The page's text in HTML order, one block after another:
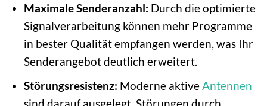
Maximale Senderanzahl: Durch die optimierte
Signalverarbeitung können mehr Programme
in bester Qualität empfangen werden, was Ihr
Senderangebot deutlich erweitert.
Störungsresistenz: Moderne aktiveAntennen